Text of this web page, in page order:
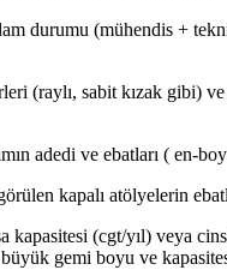
durumu (mühendis +
(raylı, sabit kızak gibi)
adedi ve ebatları ( en-
kapalı atölyelerin
kapasitesi (cgt/yıl) veya
gemi boyu ve